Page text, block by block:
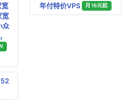
宽
宽
众
年付特价VPS 月16元起